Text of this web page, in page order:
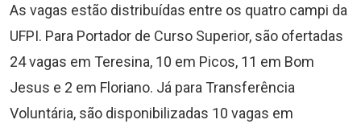
As vagas estão distribuídas entre os quatro campi da
UFPI. Para Portador de Curso Superior, são ofertadas
24 vagas em Teresina, 10 em Picos, 11 em Bom
Jesus e 2 em Floriano. Já para Transferência
Voluntária, são disponibilizadas 10 vagas em